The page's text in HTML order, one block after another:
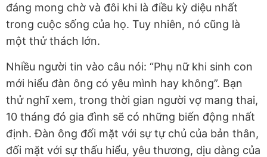
đáng mong chờ và đôi khi là điều kỳ diệu nhất
trong cuộc sống của họ. Tuy nhiên, nó cũng là
một thử thách lớn.
Nhiều người tin vào câu nói: “Phụ nữ khi sinh con
mới hiểu đàn ông có yêu mình hay không”. Bạn
thử nghĩ xem, trong thời gian người vợ mang thai,
10 tháng đó gia đình sẽ có những biến động nhất
định. Đàn ông đối mặt với sự tự chủ của bản thân,
đối mặt với sự thấu hiểu, yêu thương, dịu dàng của